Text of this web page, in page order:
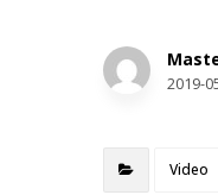
2019-
Video